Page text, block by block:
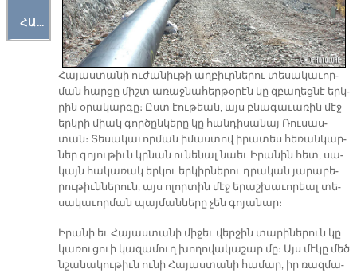
ՀԱՐԹԱԿ
Հա­յաս­տա­նի ու­ժա­նիւ­թի աղ­բիւր­նե­րու տե­սա­կա­ւոր­
ման հար­ցը միշտ ա­ռաջ­նա­հեր­թօ­րէն կը զբա­ղեց­նէ երկ­
րին օ­րա­կար­գը։ Ըստ էու­թեան, այս բնա­գա­ւա­ռին մէջ
երկ­րի միակ գոր­ծըն­կե­րը կը հան­դի­սա­նայ Ռու­սաս­
տան։ Տե­սա­կա­ւոր­ման ի­մաս­տով ի­րա­տես հե­ռանկար­
ներ գո­յու­թիւն կրնան ու­նե­նալ նաեւ Ի­րա­նին հետ, սա­
կայն հա­կա­ռակ եր­կու եր­կիր­նե­րու դրա­կան յա­րա­բե­
րու­թիւն­նե­րուն, այս ո­լոր­տին մէջ ե­րաշ­խա­ւո­րեալ տե­
սա­կա­ւոր­ման պայ­ման­նե­րը չեն գո­յա­նար։
Ի­րա­նի եւ Հա­յաս­տա­նի մի­ջեւ վեր­ջին տա­րի­նե­րուն կը
կա­ռու­ցուի կա­զա­մուղ խո­ղո­վա­կա­շար մը։ Այս մէ­կը մեծ
նշա­նա­կու­թիւն ու­նի Հա­յաս­տա­նի հա­մար, իր ռազ­մա­